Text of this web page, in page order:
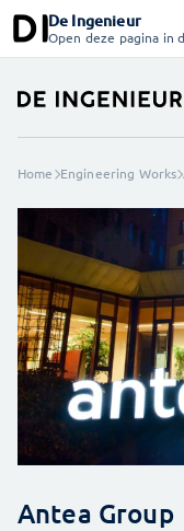
De Ingenieur
Open deze pagina in
Home Engineering Works
Antea Group